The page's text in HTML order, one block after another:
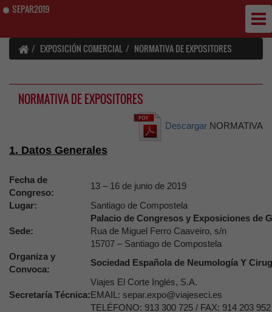
SEPAR2019
EXPOSICIÓN COMERCIAL NORMATIVA DE EXPOSITORES
NORMATIVA DE EXPOSITORES
Descargar NORMATIVA
1. Datos Generales
Fecha de
Congreso:
13 – 16 de junio de 2019
Lugar:
Santiago de Compostela
Sede:
Palacio de Congresos y Exposiciones de
Rua de Miguel Ferro Caaveiro, s/n
15707 – Santiago de Compostela
Organiza y
Convoca:
Sociedad Española de Neumología Y
Secretaría Técnica:
Viajes El Corte Inglés, S.A.
EMAIL: separ.expo@viajeseci.es
TELÉFONO: 913 300 725 / FAX: 914 203